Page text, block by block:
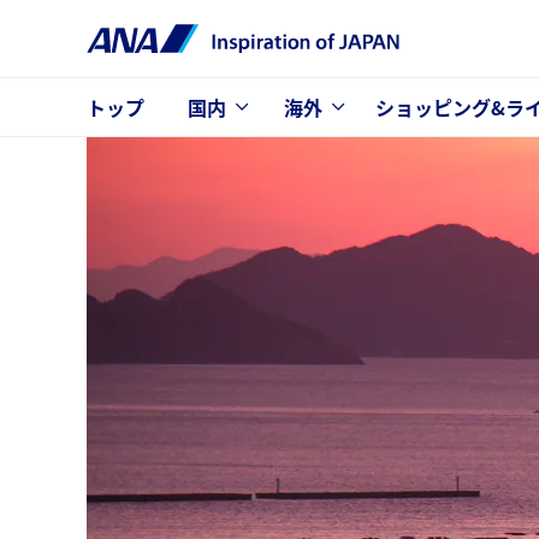
トップ 国内 海外 ショッピング&ラ